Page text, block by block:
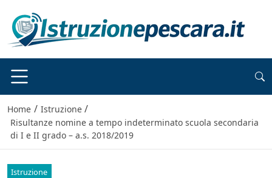
Home / Istruzione /
Risultanze nomine a tempo indeterminato scuola secondaria
di I e II grado – a.s. 2018/2019
Istruzione